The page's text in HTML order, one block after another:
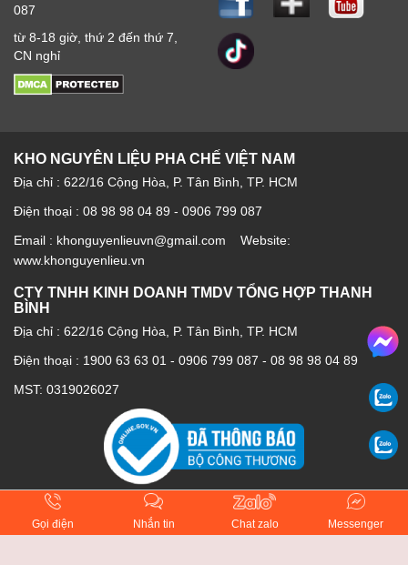
087
từ 8-18 giờ, thứ 2 đến thứ 7,
CN nghỉ
KHO NGUYÊN LIỆU PHA CHẾ VIỆT NAM
Địa chỉ : 622/16 Cộng Hòa, P. Tân Bình, TP. HCM
Điện thoại : 08 98 98 04 89 - 0906 799 087
Email : khonguyenlieuvn@gmail.com Website:
www.khonguyenlieu.vn
CTY TNHH KINH DOANH TMDV TỔNG HỢP THANH
BÌNH
Địa chỉ : 622/16 Cộng Hòa, P. Tân Bình, TP. HCM
Điện thoại : 1900 63 63 01 - 0906 799 087 - 08 98 98 04 89
MST: 0319026027
Gọi điện Nhắn tin Chat zalo Messenger